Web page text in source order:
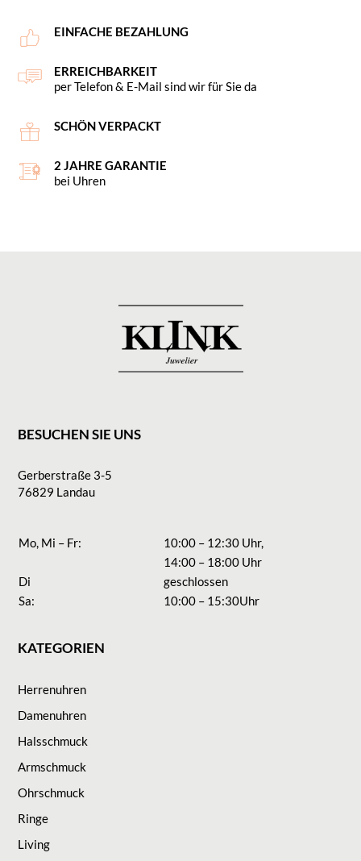
EINFACHE BEZAHLUNG
ERREICHBARKEIT
per Telefon & E-Mail sind wir für Sie da
SCHÖN VERPACKT
2 JAHRE GARANTIE
bei Uhren
BESUCHEN SIE UNS
Gerberstraße 3-5
76829 Landau
Mo, Mi – Fr:
10:00 – 12:30 Uhr,
14:00 – 18:00 Uhr
Di
geschlossen
Sa:
10:00 – 15:30Uhr
KATEGORIEN
Herrenuhren
Damenuhren
Halsschmuck
Armschmuck
Ohrschmuck
Ringe
Living